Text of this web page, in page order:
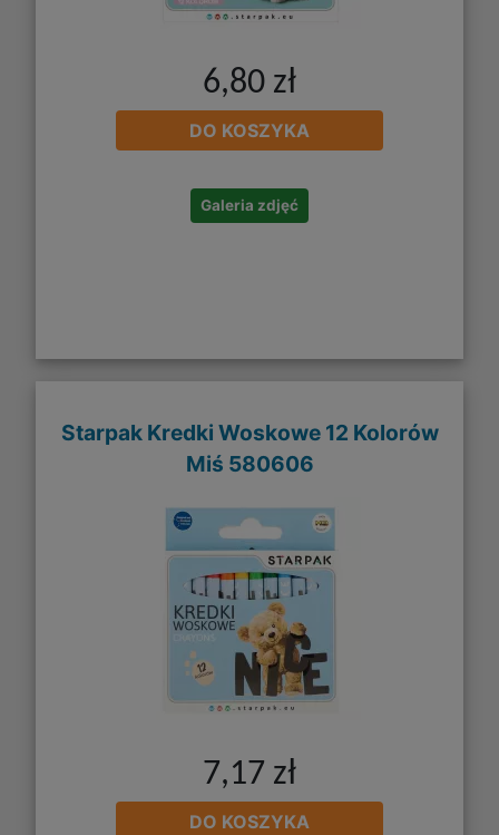
6,80 zł
DO KOSZYKA
Galeria zdjęć
Starpak Kredki Woskowe 12 Kolorów
Miś 580606
7,17 zł
DO KOSZYKA